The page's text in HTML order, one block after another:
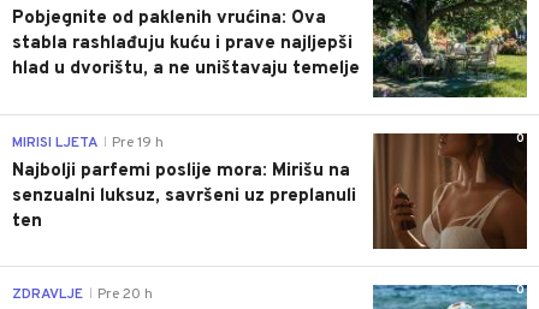
Pobjegnite od paklenih vrućina: Ova
stabla rashlađuju kuću i prave najljepši
hlad u dvorištu, a ne uništavaju temelje
0
MIRISI LJETA Pre 19 h
Najbolji parfemi poslije mora: Mirišu na
senzualni luksuz, savršeni uz preplanuli
ten
0
ZDRAVLJE Pre 20 h